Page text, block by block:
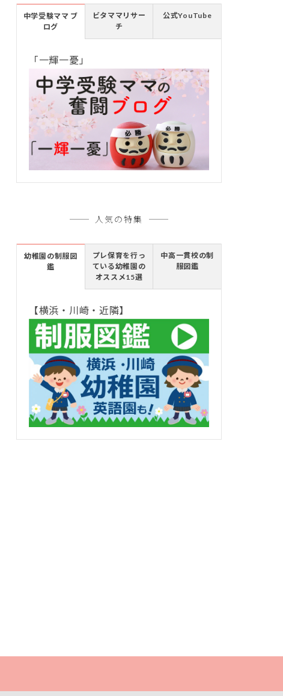
中学受験ママ ブ
ログ
ビタママリサー
チ
公式YouTube
「一輝一憂」
人気の特集
幼稚園の制服図
鑑
プレ保育を行っ
ている幼稚園の
オススメ15選
中高一貫校の制
服図鑑
【横浜・川崎・近隣】